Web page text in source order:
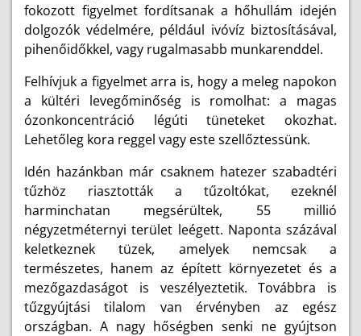
fokozott figyelmet fordítsanak a hőhullám idején
dolgozók védelmére, például ivóvíz biztosításával,
pihenőidőkkel, vagy rugalmasabb munkarenddel.
Felhívjuk a figyelmet arra is, hogy a meleg napokon
a kültéri levegőminőség is romolhat: a magas
ózonkoncentráció légúti tüneteket okozhat.
Lehetőleg kora reggel vagy este szellőztessünk.
Idén hazánkban már csaknem hatezer szabadtéri
tűzhöz riasztották a tűzoltókat, ezeknél
harminchatan megsérültek, 55 millió
négyzetméternyi terület leégett. Naponta százával
keletkeznek tüzek, amelyek nemcsak a
természetes, hanem az épített környezetet és a
mezőgazdaságot is veszélyeztetik. Továbbra is
tűzgyújtási tilalom van érvényben az egész
országban. A nagy hőségben senki ne gyújtson